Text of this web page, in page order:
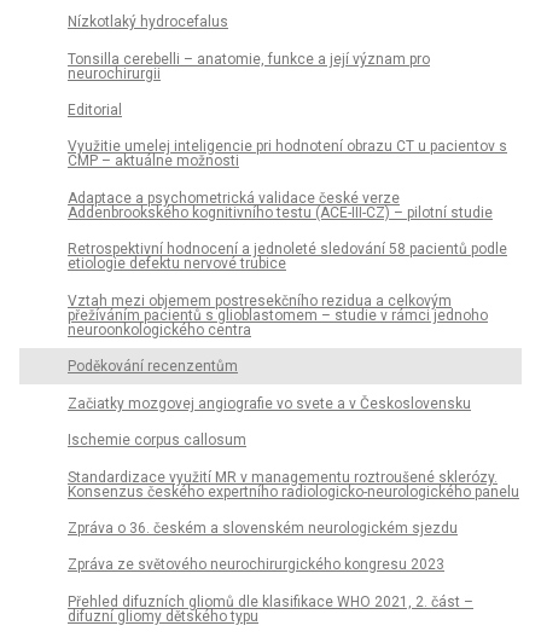
Nízkotlaký hydrocefalus
Tonsilla cerebelli – anatomie, funkce a její význam pro
neurochirurgii
Editorial
Využitie umelej inteligencie pri hodnotení obrazu CT u pacientov s
CMP – aktuálne možnosti
Adaptace a psychometrická validace české verze
Addenbrookského kognitivního testu (ACE-III-CZ) – pilotní studie
Retrospektivní hodnocení a jednoleté sledování 58 pacientů podle
etiologie defektu nervové trubice
Vztah mezi objemem postresekčního rezidua a celkovým
přežíváním pacientů s glioblastomem – studie v rámci jednoho
neuroonkologického centra
Poděkování recenzentům
Začiatky mozgovej angiografie vo svete a v Československu
Ischemie corpus callosum
Standardizace využití MR v managementu roztroušené sklerózy.
Konsenzus českého expertního radiologicko-neurologického panelu
Zpráva o 36. českém a slovenském neurologickém sjezdu
Zpráva ze světového neurochirurgického kongresu 2023
Přehled difuzních gliomů dle klasifikace WHO 2021, 2. část –
difuzní gliomy dětského typu